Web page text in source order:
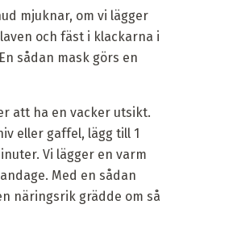
mjuknar, om vi lägger
och fäst i klackarna i
sådan mask görs en
att ha en vacker utsikt.
eller gaffel, lägg till 1
Vi lägger en varm
Med en sådan
näringsrik grädde om så